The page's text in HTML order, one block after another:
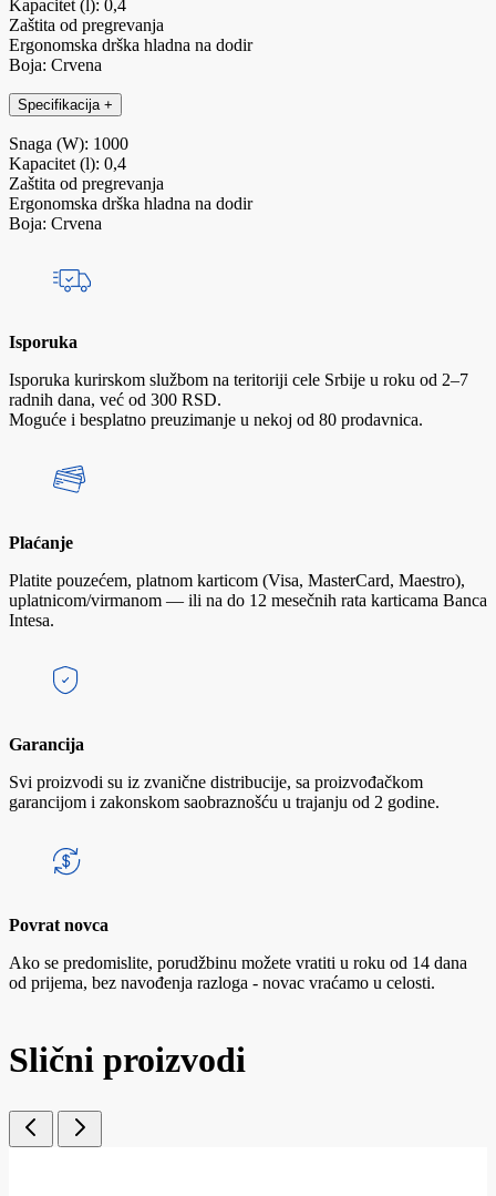
Kapacitet (l): 0,4
Zaštita od pregrevanja
Ergonomska drška hladna na dodir
Boja: Crvena
Specifikacija +
Snaga (W): 1000
Kapacitet (l): 0,4
Zaštita od pregrevanja
Ergonomska drška hladna na dodir
Boja: Crvena
Isporuka
Isporuka kurirskom službom na teritoriji cele Srbije u roku od 2–7
radnih dana, već od 300 RSD.
Moguće i besplatno preuzimanje u nekoj od 80 prodavnica.
Plaćanje
Platite pouzećem, platnom karticom (Visa, MasterCard, Maestro),
uplatnicom/virmanom — ili na do 12 mesečnih rata karticama Banca
Intesa.
Garancija
Svi proizvodi su iz zvanične distribucije, sa proizvođačkom
garancijom i zakonskom saobraznošću u trajanju od 2 godine.
Povrat novca
Ako se predomislite, porudžbinu možete vratiti u roku od 14 dana
od prijema, bez navođenja razloga - novac vraćamo u celosti.
Slični proizvodi